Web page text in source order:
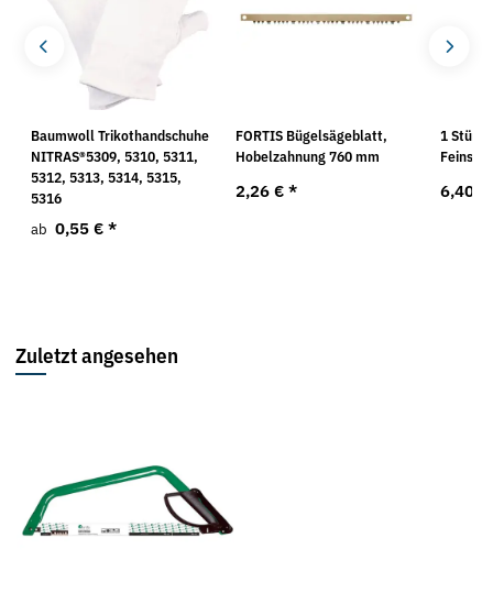
Baumwoll Trikothandschuhe
NITRAS®5309, 5310, 5311,
5312, 5313, 5314, 5315,
5316
ab 0,55 € *
FORTIS Bügelsägeblatt,
Hobelzahnung 760 mm
2,26 € *
1 Stück
6,40 €
Zuletzt angesehen